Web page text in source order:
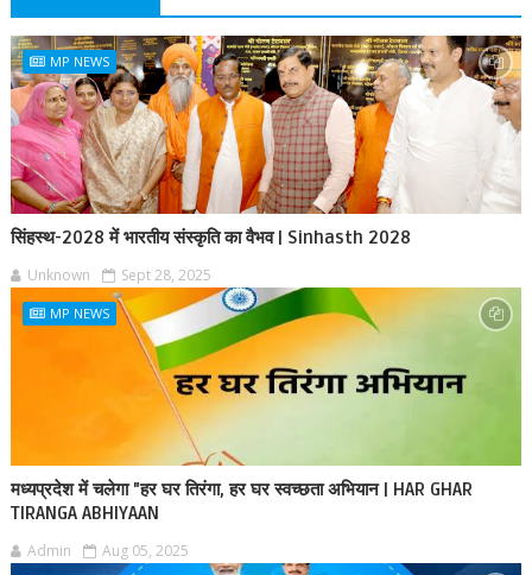
MP NEWS
सिंहस्थ-2028 में भारतीय संस्कृति का वैभव | Sinhasth 2028
Unknown Sept 28, 2025
MP NEWS
मध्यप्रदेश में चलेगा "हर घर तिरंगा, हर घर स्वच्छता अभियान | HAR GHAR
TIRANGA ABHIYAAN
Admin Aug 05, 2025